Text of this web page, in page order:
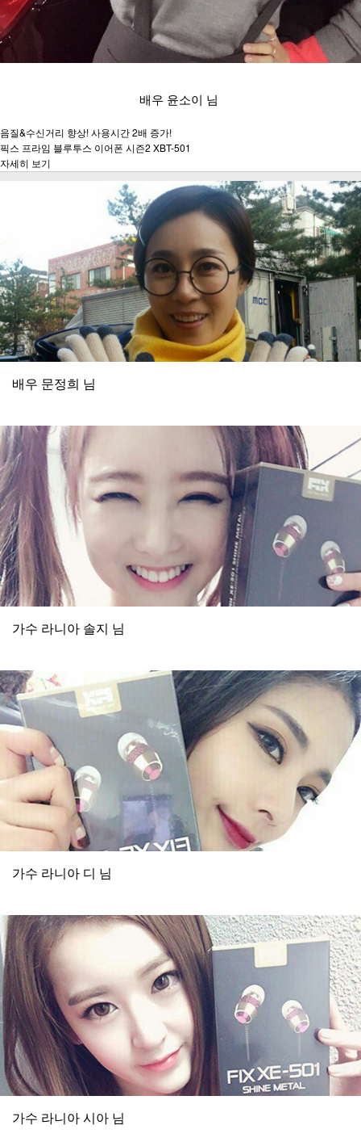
배우 윤소이 님
음질&수신거리 향상! 사용시간 2배 증가!
픽스 프라임 블루투스 이어폰 시즌2 XBT-501
자세히 보기
배우 문정희 님
가수 라니아 솔지 님
가수 라니아 디 님
가수 라니아 시아 님